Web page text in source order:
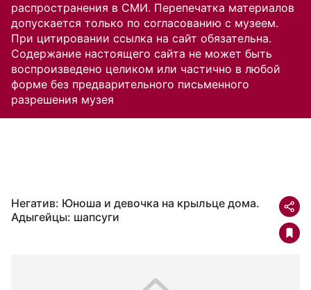
распространения в СМИ. Перепечатка материалов
допускается только по согласованию с музеем.
При цитировании ссылка на сайт обязательна.
Содержание настоящего сайта не может быть
воспроизведено целиком или частично в любой
форме без предварительного письменного
разрешения музея
Негатив: Юноша и девочка на крыльце дома.
Адыгейцы: шапсуги